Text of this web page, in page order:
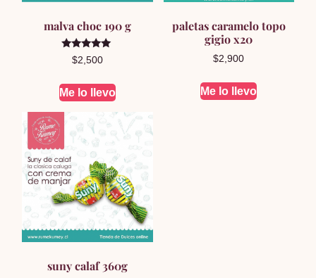
malva choc 190 g
Valorado en
5.00
$2,500
Me lo llevo
paletas caramelo topo
gigio x20
$2,900
Me lo llevo
suny calaf 360g